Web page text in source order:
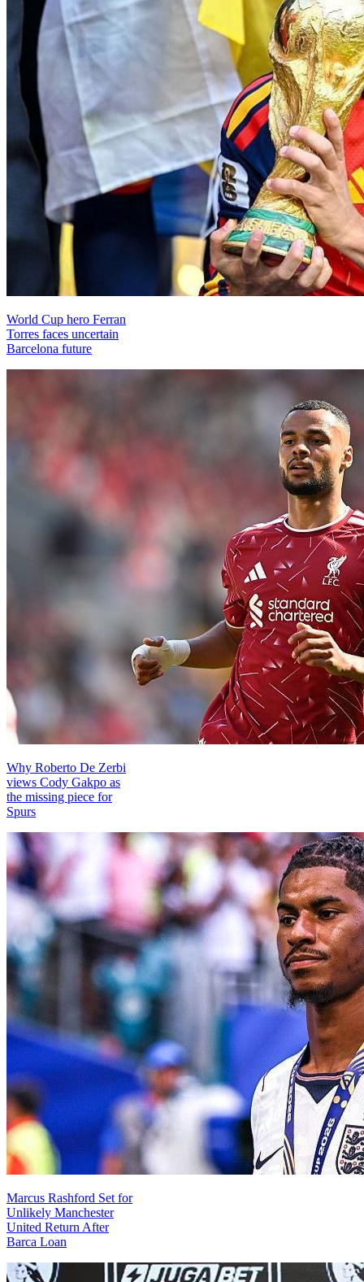
World Cup hero Ferran
Torres faces uncertain
Barcelona future
Why Roberto De Zerbi
views Cody Gakpo as
the missing piece for
Spurs
Marcus Rashford Set for
Unlikely Manchester
United Return After
Barca Loan